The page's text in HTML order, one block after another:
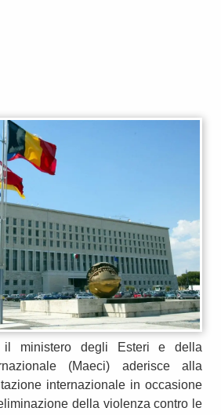
il ministero degli Esteri e della
(Maeci) aderisce alla
internazionale in occasione
della violenza contro le